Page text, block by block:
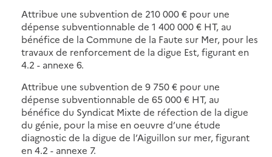
Attribue une subvention de 210 000 € pour une
dépense subventionnable de 1 400 000 € HT, au
bénéfice de la Commune de la Faute sur Mer, pour les
travaux de renforcement de la digue Est, figurant en
4.2 - annexe 6.
Attribue une subvention de 9 750 € pour une
dépense subventionnable de 65 000 € HT, au
bénéfice du Syndicat Mixte de réfection de la digue
du génie, pour la mise en oeuvre d’une étude
diagnostic de la digue de l’Aiguillon sur mer, figurant
en 4.2 - annexe 7.